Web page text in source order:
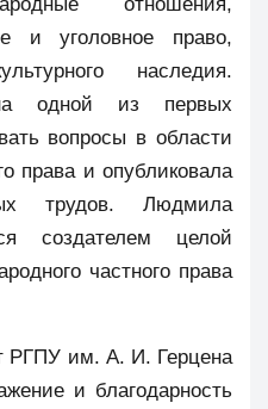
и уголовное право,
наследия.
одной из первых
вопросы в области
права и опубликовала
трудов. Людмила
создателем целой
частного права
РГПУ им. А. И. Герцена
и благодарность